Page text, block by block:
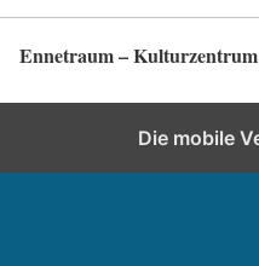
Ennetraum –
Die mobile